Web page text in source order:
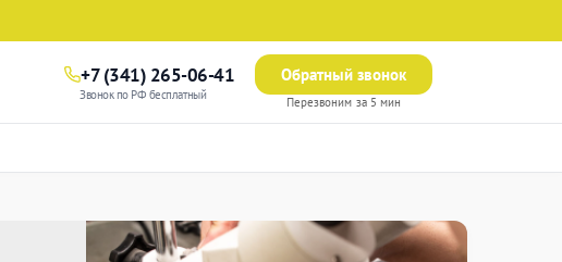
+7 (341) 265-06-41
Звонок по РФ бесплатный
Обратный звонок
Перезвоним за 5 мин